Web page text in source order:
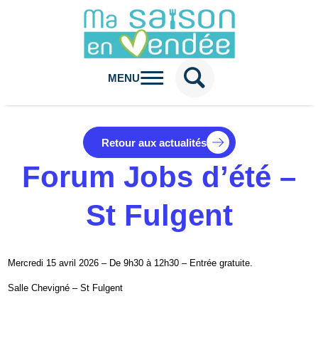
MENU
Forum Jobs d’été –
St Fulgent
Retour aux actualités
Mercredi 15 avril 2026 – De 9h30 à 12h30 – Entrée gratuite.
Salle Chevigné – St Fulgent